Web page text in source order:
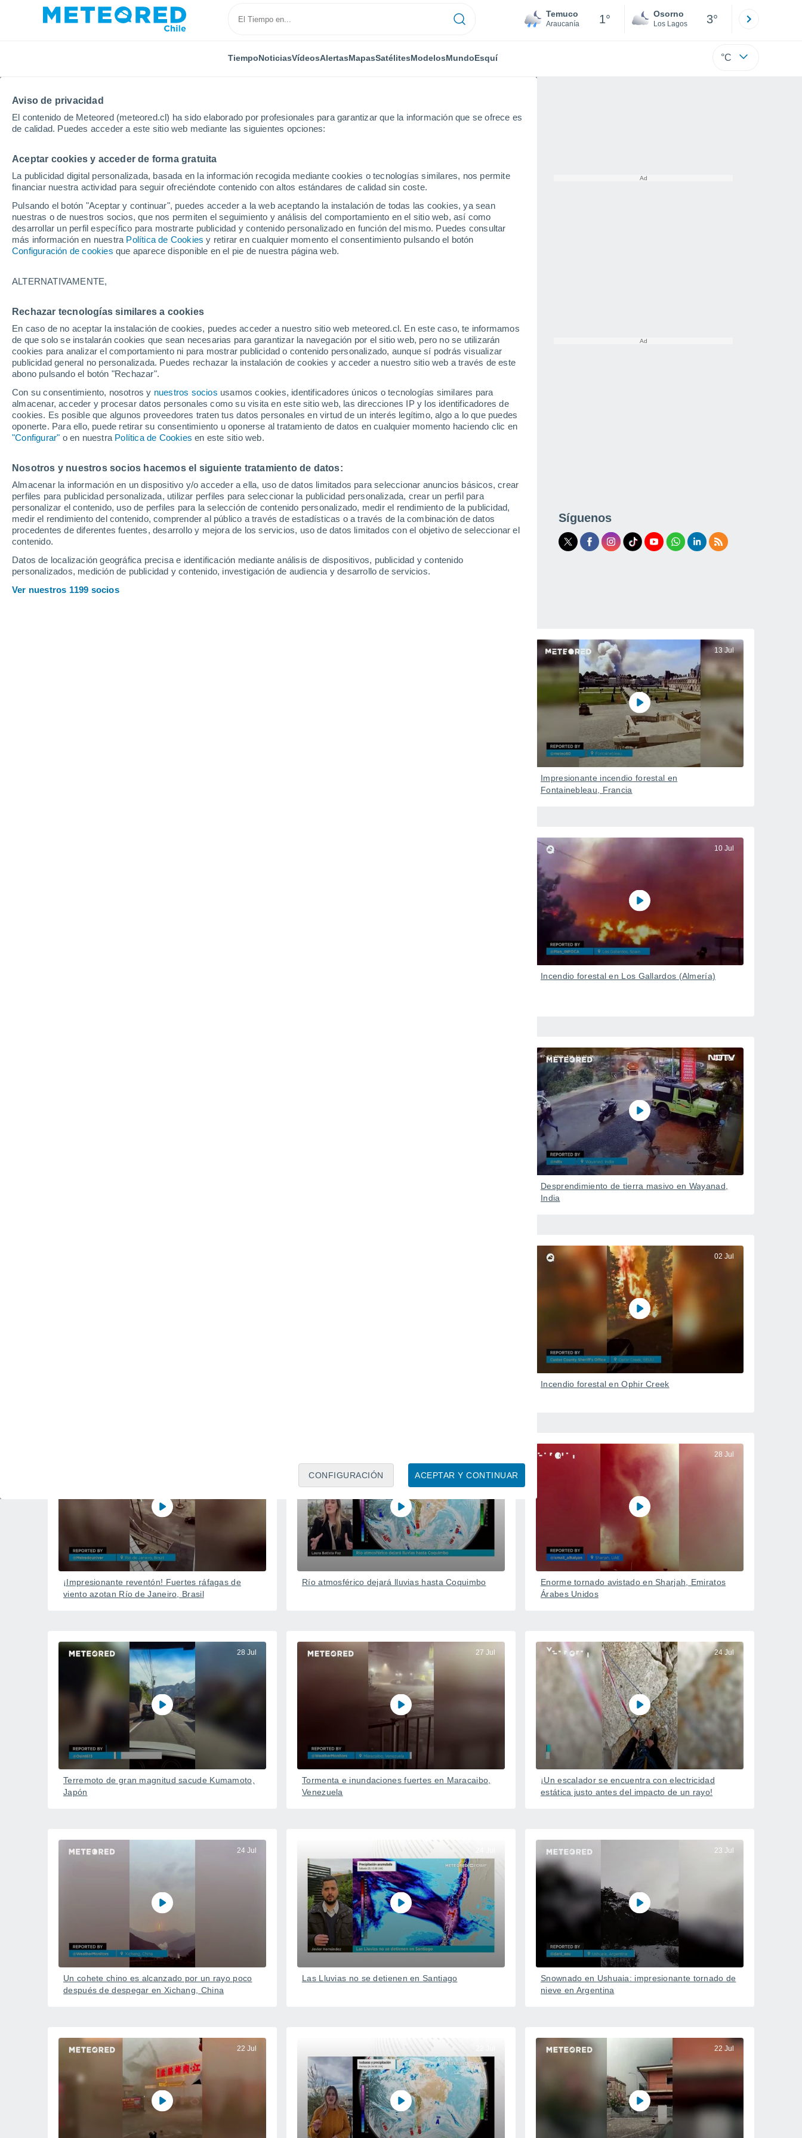
Aviso de privacidad
El contenido de Meteored (meteored.cl) ha sido elaborado por profesionales para garantizar que la información que se ofrece es
de calidad. Puedes acceder a este sitio web mediante las siguientes opciones:
Aceptar cookies y acceder de forma gratuita
La publicidad digital personalizada, basada en la información recogida mediante cookies o tecnologías similares, nos permite
financiar nuestra actividad para seguir ofreciéndote contenido con altos estándares de calidad sin coste.
Pulsando el botón "Aceptar y continuar", puedes acceder a la web aceptando la instalación de todas las cookies, ya sean
nuestras o de nuestros socios, que nos permiten el seguimiento y análisis del comportamiento en el sitio web, así como
desarrollar un perfil específico para mostrarte publicidad y contenido personalizado en función del mismo. Puedes consultar
más información en nuestra Política de Cookies y retirar en cualquier momento el consentimiento pulsando el botón
Configuración de cookies que aparece disponible en el pie de nuestra página web.
ALTERNATIVAMENTE,
Rechazar tecnologías similares a cookies
En caso de no aceptar la instalación de cookies, puedes acceder a nuestro sitio web meteored.cl. En este caso, te informamos
de que solo se instalarán cookies que sean necesarias para garantizar la navegación por el sitio web, pero no se utilizarán
cookies para analizar el comportamiento ni para mostrar publicidad o contenido personalizado, aunque sí podrás visualizar
publicidad general no personalizada. Puedes rechazar la instalación de cookies y acceder a nuestro sitio web a través de este
abono pulsando el botón "Rechazar".
Con su consentimiento, nosotros y nuestros socios usamos cookies, identificadores únicos o tecnologías similares para
almacenar, acceder y procesar datos personales como su visita en este sitio web, las direcciones IP y los identificadores de
cookies. Es posible que algunos proveedores traten tus datos personales en virtud de un interés legítimo, algo a lo que puedes
oponerte. Para ello, puede retirar su consentimiento u oponerse al tratamiento de datos en cualquier momento haciendo clic en
"Configurar" o en nuestra Política de Cookies en este sitio web.
Nosotros y nuestros socios hacemos el siguiente tratamiento de datos:
Almacenar la información en un dispositivo y/o acceder a ella, uso de datos limitados para seleccionar anuncios básicos, crear
perfiles para publicidad personalizada, utilizar perfiles para seleccionar la publicidad personalizada, crear un perfil para
personalizar el contenido, uso de perfiles para la selección de contenido personalizado, medir el rendimiento de la publicidad,
medir el rendimiento del contenido, comprender al público a través de estadísticas o a través de la combinación de datos
procedentes de diferentes fuentes, desarrollo y mejora de los servicios, uso de datos limitados con el objetivo de seleccionar el
contenido.
Datos de localización geográfica precisa e identificación mediante análisis de dispositivos, publicidad y contenido
personalizados, medición de publicidad y contenido, investigación de audiencia y desarrollo de servicios.
Ver nuestros 1199 socios
ACEPTAR Y CONTINUAR
CONFIGURACIÓN
Temuco
Araucanía 1° Osorno
Los Lagos 3°
TiempoNoticiasVídeosAlertasMapasSatélitesModelosMundoEsquí °C
Inicio Vídeos
Vídeos del tiempo - Últimas tendencias
No te pierdas los vídeos de los fenómenos climáticos más impactantes que están sucediendo ahora a lo
largo del mundo. Inundaciones, huracanes, tormentas, tornados, nevadas, granizadas, ciclones, y mucho
más.
Canadá
Los incendios forestales de esta magnitud pueden crear sus propios microclimas localizados, generando un
calor radiante extremo, corrientes ascendentes de gran velocidad y densas cortinas de humo.
Síguenos
13 Jul
Impresionante incendio forestal en
Fontainebleau, Francia
10 Jul
Incendio forestal en Los Gallardos (Almería)
08 Jul
Desprendimiento de tierra masivo en Wayanad,
India
02 Jul
Incendio forestal en Ophir Creek
¡Impresionante reventón! Fuertes ráfagas de
viento azotan Río de Janeiro, Brasil
Río atmosférico dejará lluvias hasta Coquimbo
28 Jul
Enorme tornado avistado en Sharjah, Emiratos
Árabes Unidos
28 Jul
Terremoto de gran magnitud sacude Kumamoto,
Japón
27 Jul
Tormenta e inundaciones fuertes en Maracaibo,
Venezuela
24 Jul
¡Un escalador se encuentra con electricidad
estática justo antes del impacto de un rayo!
24 Jul
Un cohete chino es alcanzado por un rayo poco
después de despegar en Xichang, China
Las Lluvias no se detienen en Santiago
23 Jul
Snownado en Ushuaia: impresionante tornado de
nieve en Argentina
22 Jul 22 Jul